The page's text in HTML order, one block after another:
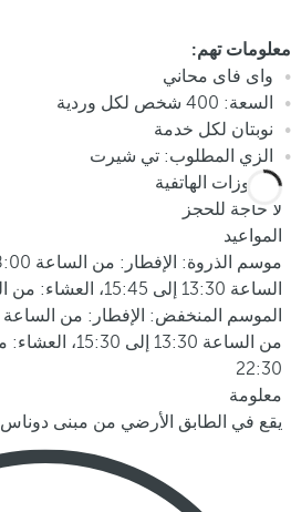
معلومات تهم:
واى فاى محاني
السعة: 400 شخص لكل وردية
نوبتان لكل خدمة
الزي المطلوب: تي شيرت
الحجوزات الهاتفية
لا حاجة للحجز
المواعيد
الساعة 13:30 إلى 15:45، العشاء: من الساعة 20:00 إلى 23:00
22:30
معلومة
يقع في الطابق الأرضي من مبنى دوناس